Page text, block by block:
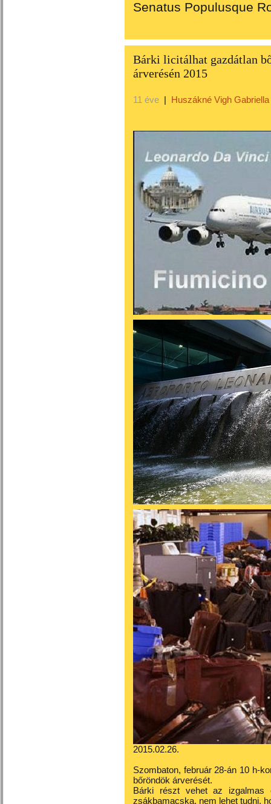
Senatus Populusque
Bárki licitálhat gazdátlan
árverésén 2015
11 éve | Huszákné Vigh Gabriella
2015.02.26.
Szombaton, február 28-án 10 h-
bőröndök árverését.
Bárki részt vehet az izgalmas
zsákbamacska, nem lehet tudni,